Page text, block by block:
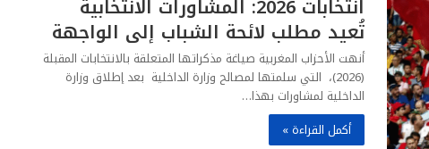
انتخابات 2026: المشاورات الانتخابية
تُعيد مطلب لائحة الشباب إلى الواجهة
أنهت الأحزاب المغربية صياغة مذكراتها المتعلقة بالانتخابات المقبلة
(2026)، التي سلمتها لمصالح وزارة الداخلية بعد إطلاق وزارة
الداخلية لمشاورات بهذا…
أكمل القراءة »